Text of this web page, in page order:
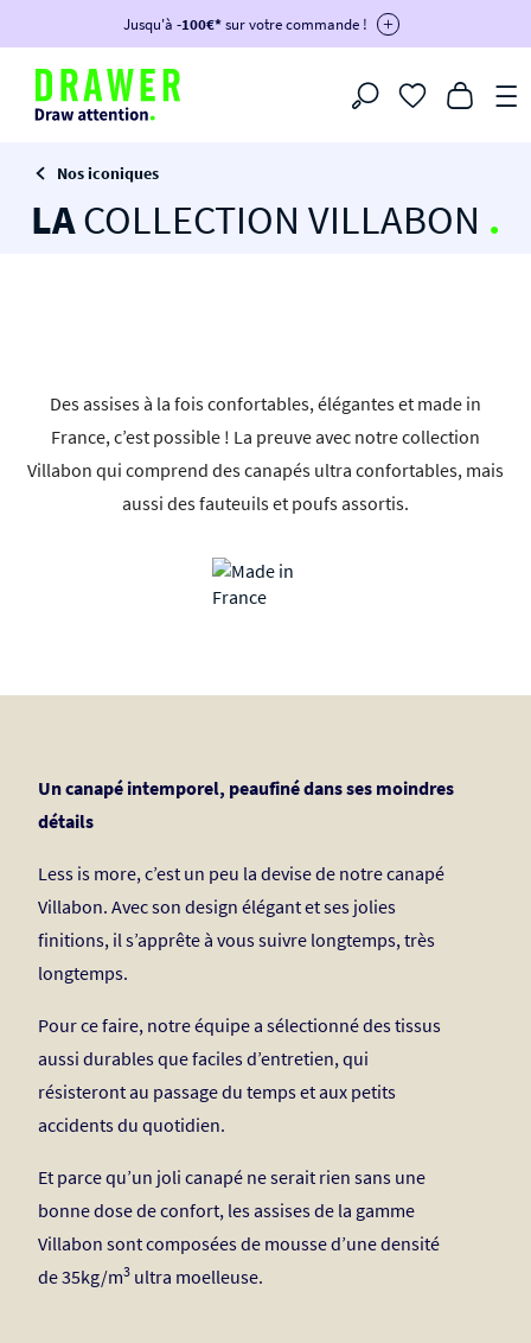
DRAWER DAYS- Profitez de remises allant jusqu'à -50%*
Jusqu'à -100€*sur votre commande !
-50€ dès 500€ avec le code :
-100€ dès 1200€ avec le code : BIKINI100
-voir conditions en bas de page- Filtrer
Nos iconiques
LACOLLECTION VILLABON .
Des assises à la fois confortables, élégantes et made in
France, c’est possible ! La preuve avec notre collection
Villabon qui comprend des canapés ultra confortables, mais
aussi des fauteuils et poufs assortis.
Un canapé intemporel, peaufiné dans ses moindres
détails
Less is more, c’est un peu la devise de notre canapé
Villabon. Avec son design élégant et ses jolies
finitions, il s’apprête à vous suivre longtemps, très
longtemps.
Pour ce faire, notre équipe a sélectionné des tissus
aussi durables que faciles d’entretien, qui
résisteront au passage du temps et aux petits
accidents du quotidien.
Et parce qu’un joli canapé ne serait rien sans une
bonne dose de confort, les assises de la gamme
Villabon sont composées de mousse d’une densité
de 35kg/m3 ultra moelleuse.